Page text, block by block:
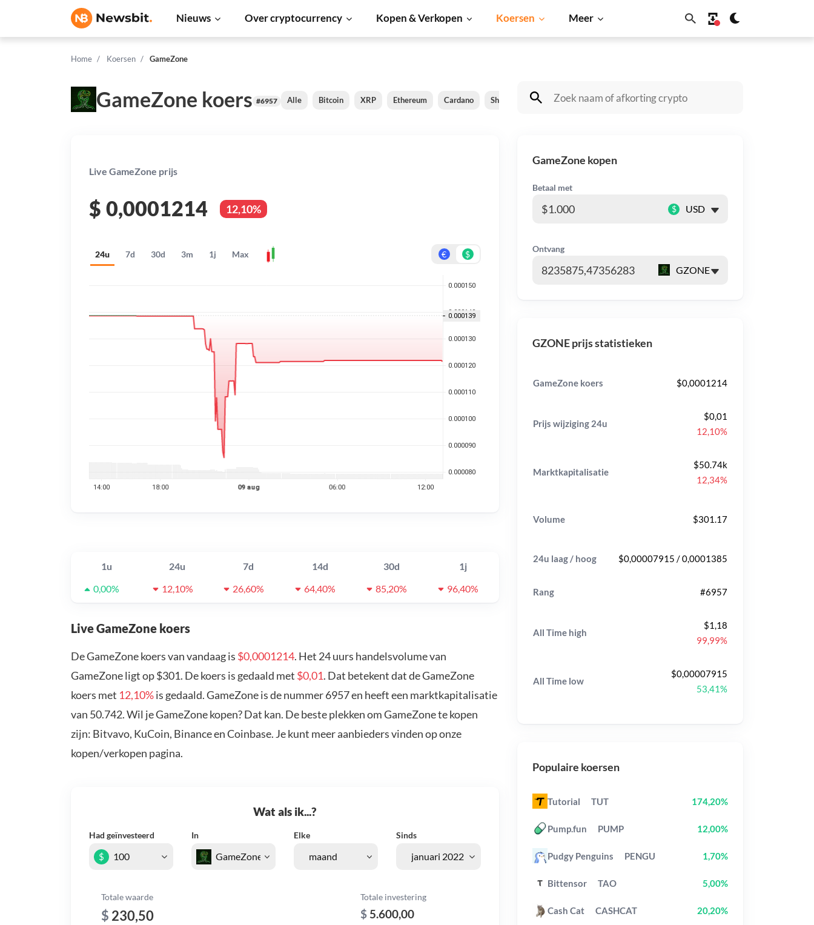
Nieuws Over cryptocurrency Kopen & Verkopen Koersen Meer
Home Koersen GameZone
GameZone koers #6957 Alle Bitcoin XRP Ethereum Cardano Shiba Inu Dogecoin Solana BNB
Live GameZone prijs
$ 0,0001214 12,10%
24u 7d 30d 3m 1j Max € $
1u 24u 7d 14d 30d
1j
0,00%
12,10% 26,60% 64,40% 85,20% 96,40%
Live GameZone koers
De GameZone koers van vandaag is $0,0001214. Het 24 uurs handelsvolume van
GameZone ligt op $301. De koers is gedaald met $0,01. Dat betekent dat de GameZone
koers met 12,10%is gedaald. GameZone is de nummer 6957 en heeft een marktkapitalisatie
van 50.742. Wil je GameZone kopen? Dat kan. De beste plekken om GameZone te kopen
zijn: Bitvavo, KuCoin, Binance en Coinbase. Je kunt meer aanbieders vinden op onze
kopen/verkopen pagina.
Wat als ik...?
Had geïnvesteerd In Elke Sinds
$
Totale waarde
$ 230,50
Totale investering
$ 5.600,00
GameZone kopen
Betaal met
$
Ontvang
GZONE prijs statistieken
GameZone koers $0,0001214
Prijs wijziging 24u
$0,01
12,10%
Marktkapitalisatie
$50.74k
12,34%
Volume $301.17
24u laag / hoog $0,00007915 / 0,0001385
Rang #6957
All Time high
$1,18
99,99%
All Time low
$0,00007915
53,41%
Populaire koersen
Tutorial TUT 174,20%
Pump.fun PUMP 12,00%
Pudgy Penguins PENGU 1,70%
Bittensor TAO 5,00%
Cash Cat CASHCAT 20,20%